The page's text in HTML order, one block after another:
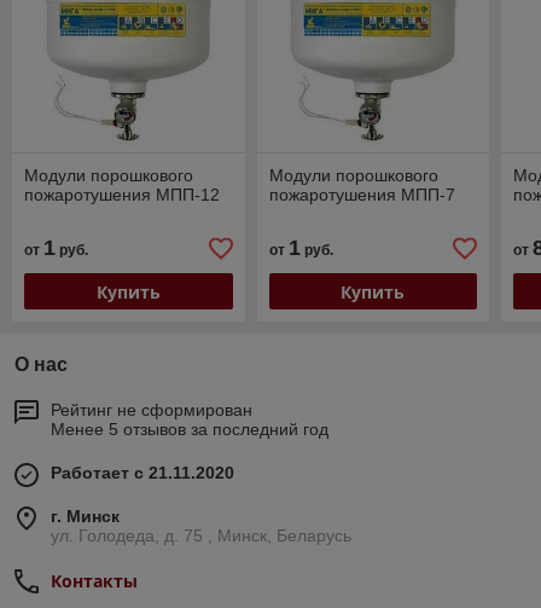
Модули порошкового
пожаротушения МПП-12
от 1 руб.
Купить
Модули порошкового
пожаротушения МПП-7
от 1руб.
Купить
от
О нас
Рейтинг не сформирован
Менее 5 отзывов за последний год
Работает с 21.11.2020
г. Минск
ул. Голодеда, д. 75 , Минск, Беларусь
Контакты